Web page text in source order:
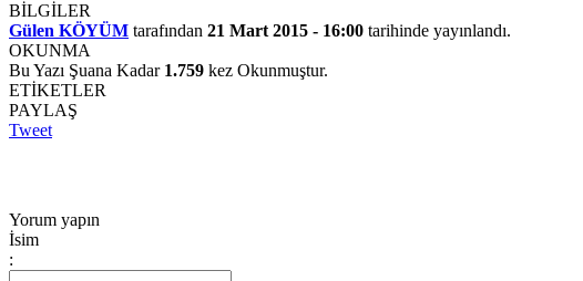
BİLGİLER
Gülen KÖYÜM tarafından 21 Mart 2015 - 16:00 tarihinde yayınlandı.
OKUNMA
Bu Yazı Şuana Kadar 1.759 kez Okunmuştur.
ETİKETLER
PAYLAŞ
Tweet
Yorum yapın
İsim
: